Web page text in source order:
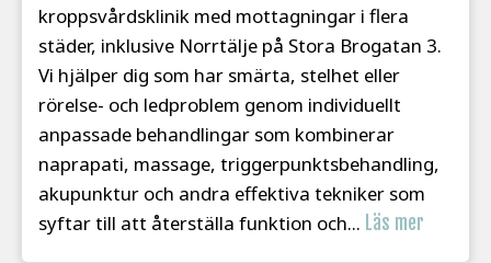
kroppsvårdsklinik med mottagningar i flera
städer, inklusive Norrtälje på Stora Brogatan 3.
Vi hjälper dig som har smärta, stelhet eller
rörelse- och ledproblem genom individuellt
anpassade behandlingar som kombinerar
naprapati, massage, triggerpunktsbehandling,
akupunktur och andra effektiva tekniker som
syftar till att återställa funktion och... Läs mer